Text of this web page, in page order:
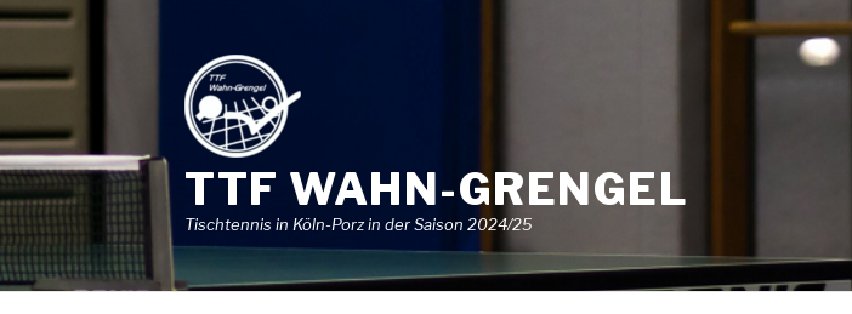
Skip
content
TTF WAHN-GRENGEL
Tischtennis in Köln-Porz in der Saison 2024/25